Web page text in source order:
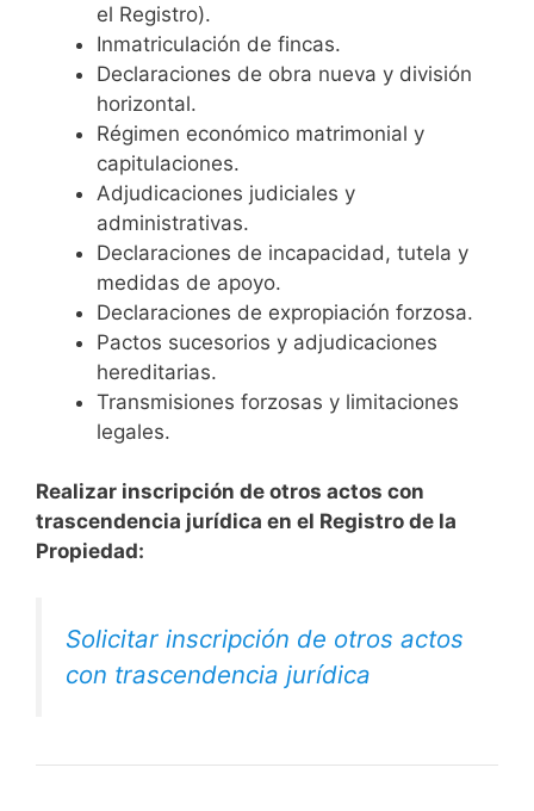
el Registro).
Inmatriculación de fincas.
Declaraciones de obra nueva y división
horizontal.
Régimen económico matrimonial y
capitulaciones.
Adjudicaciones judiciales y
administrativas.
Declaraciones de incapacidad, tutela y
medidas de apoyo.
Declaraciones de expropiación forzosa.
Pactos sucesorios y adjudicaciones
hereditarias.
Transmisiones forzosas y limitaciones
legales.
Realizar inscripción de otros actos con
trascendencia jurídica en el Registro de la
Propiedad:
Solicitar inscripción de otros actos
con trascendencia jurídica